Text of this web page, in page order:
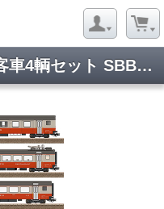
【予約】Swiss Express 客車4輌セット SBB Ep4 室内灯付き